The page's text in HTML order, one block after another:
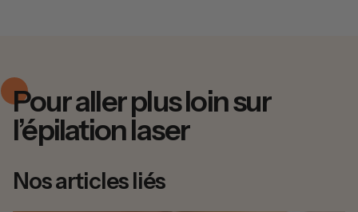
Pour aller plus loin sur
l’épilation laser
Nos articles liés